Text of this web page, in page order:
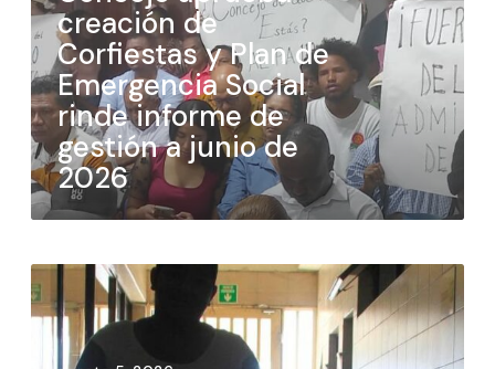
creación de
Corfiestas y Plan de
Emergencia Social
rinde informe de
gestión a junio de
2026